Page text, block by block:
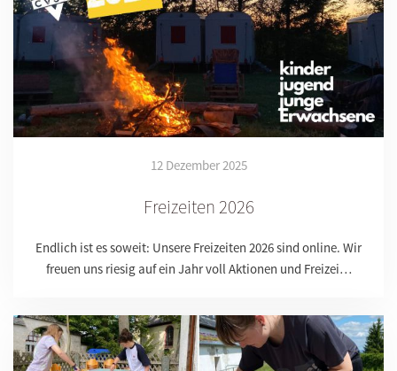
12 Dezember 2025
Freizeiten 2026
Endlich ist es soweit: Unsere Freizeiten 2026 sind online. Wir
freuen uns riesig auf ein Jahr voll Aktionen und Freizei…